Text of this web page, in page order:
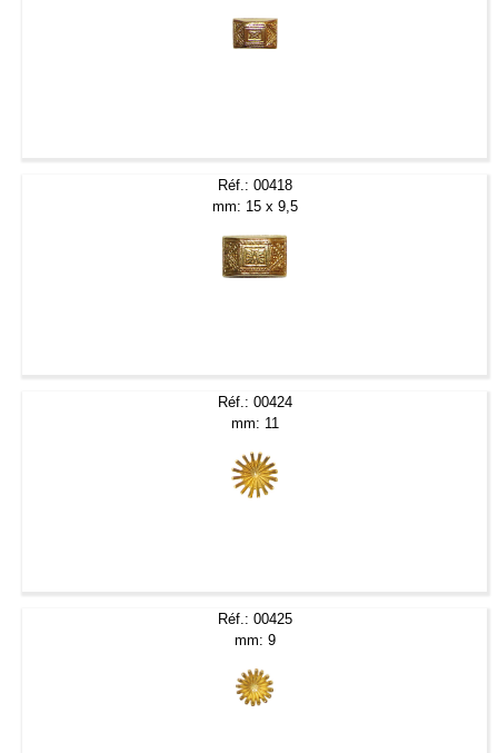
Réf.: 00418
mm: 15 x 9,5
Réf.: 00424
mm: 11
Réf.: 00425
mm: 9